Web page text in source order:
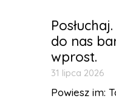
do nas
wprost.
31 lipca 2026
Powiesz im: